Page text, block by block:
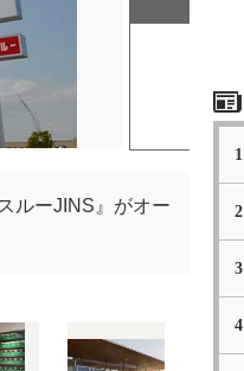
ルーJINS』がオー
1
2
3
4